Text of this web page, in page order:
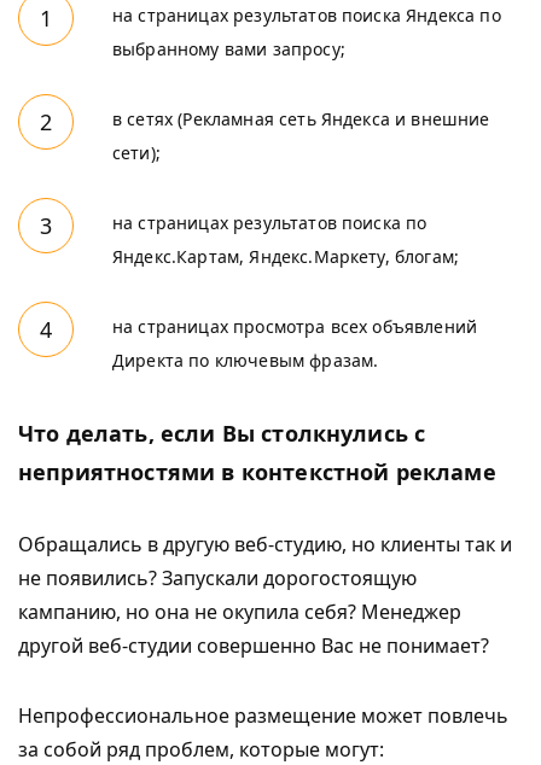
на страницах результатов поиска Яндекса по
выбранному вами запросу;
в сетях (Рекламная сеть Яндекса и внешние
сети);
на страницах результатов поиска по
Яндекс.Картам, Яндекс.Маркету, блогам;
на страницах просмотра всех объявлений
Директа по ключевым фразам.
Что делать, если Вы столкнулись с
неприятностями в контекстной рекламе
Обращались в другую веб-студию, но клиенты так и
не появились? Запускали дорогостоящую
кампанию, но она не окупила себя? Менеджер
другой веб-студии совершенно Вас не понимает?
Непрофессиональное размещение может повлечь
за собой ряд проблем, которые могут: